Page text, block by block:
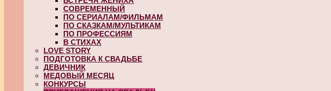
СОВРЕМЕННЫЙ
ПО СЕРИАЛАМ/ФИЛЬМАМ
ПО СКАЗКАМ/МУЛЬТИКАМ
ПО ПРОФЕССИЯМ
В СТИХАХ
LOVE STORY
ПОДГОТОВКА К СВАДЬБЕ
ДЕВИЧНИК
МЕДОВЫЙ МЕСЯЦ
КОНКУРСЫ